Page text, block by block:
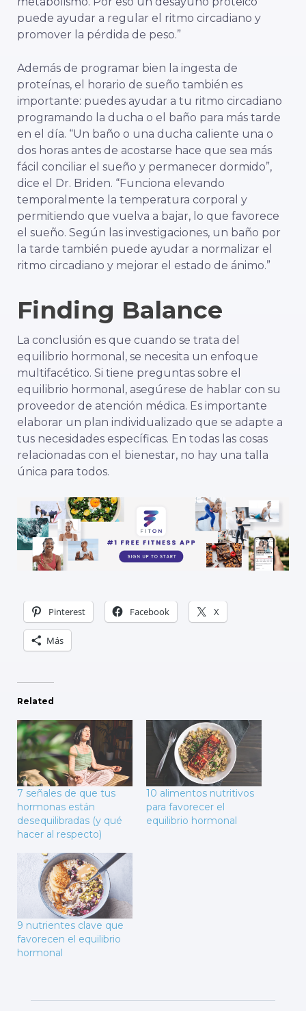
puede ayudar a regular el ritmo circadiano y
promover la pérdida de peso.”
Además de programar bien la ingesta de
proteínas, el horario de sueño también es
importante: puedes ayudar a tu ritmo circadiano
programando la ducha o el baño para más tarde
en el día. “Un baño o una ducha caliente una o
dos horas antes de acostarse hace que sea más
fácil conciliar el sueño y permanecer dormido”,
dice el Dr. Briden. “Funciona elevando
temporalmente la temperatura corporal y
permitiendo que vuelva a bajar, lo que favorece
el sueño. Según las investigaciones, un baño por
la tarde también puede ayudar a normalizar el
ritmo circadiano y mejorar el estado de ánimo.”
Finding Balance
La conclusión es que cuando se trata del
equilibrio hormonal, se necesita un enfoque
multifacético. Si tiene preguntas sobre el
equilibrio hormonal, asegúrese de hablar con su
proveedor de atención médica. Es importante
elaborar un plan individualizado que se adapte a
tus necesidades específicas. En todas las cosas
relacionadas con el bienestar, no hay una talla
única para todos.
Pinterest Facebook X
Más
Related
7 señales de que tus
hormonas están
desequilibradas (y qué
hacer al respecto)
10 alimentos nutritivos
para favorecer el
equilibrio hormonal
9 nutrientes clave que
favorecen el equilibrio
hormonal